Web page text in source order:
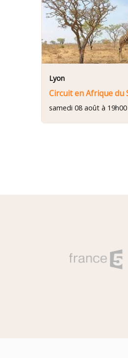
Lyon
Circuit en Afrique du
samedi 08 août à 19h00